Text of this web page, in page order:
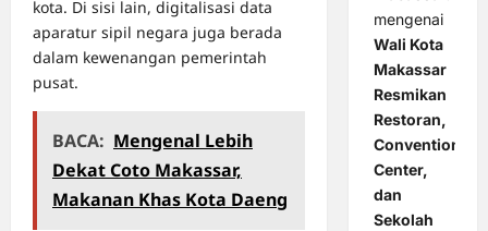
kota. Di sisi lain, digitalisasi data
aparatur sipil negara juga berada
dalam kewenangan pemerintah
pusat.
BACA: Mengenal Lebih
Dekat Coto Makassar,
Makanan Khas Kota Daeng
mengenai
Wali Kota
Makassar
Resmikan
Restoran,
Convention
Center,
dan
Sekolah